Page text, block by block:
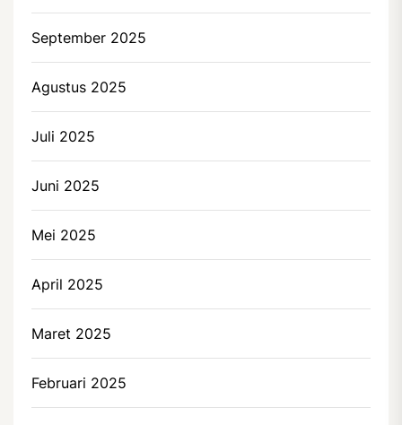
September 2025
Agustus 2025
Juli 2025
Juni 2025
Mei 2025
April 2025
Maret 2025
Februari 2025